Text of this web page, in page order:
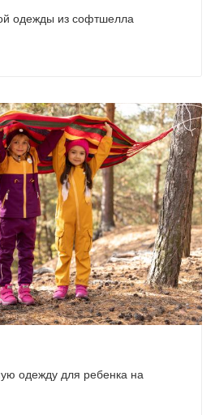
одежды из софтшелла
одежду для ребенка на